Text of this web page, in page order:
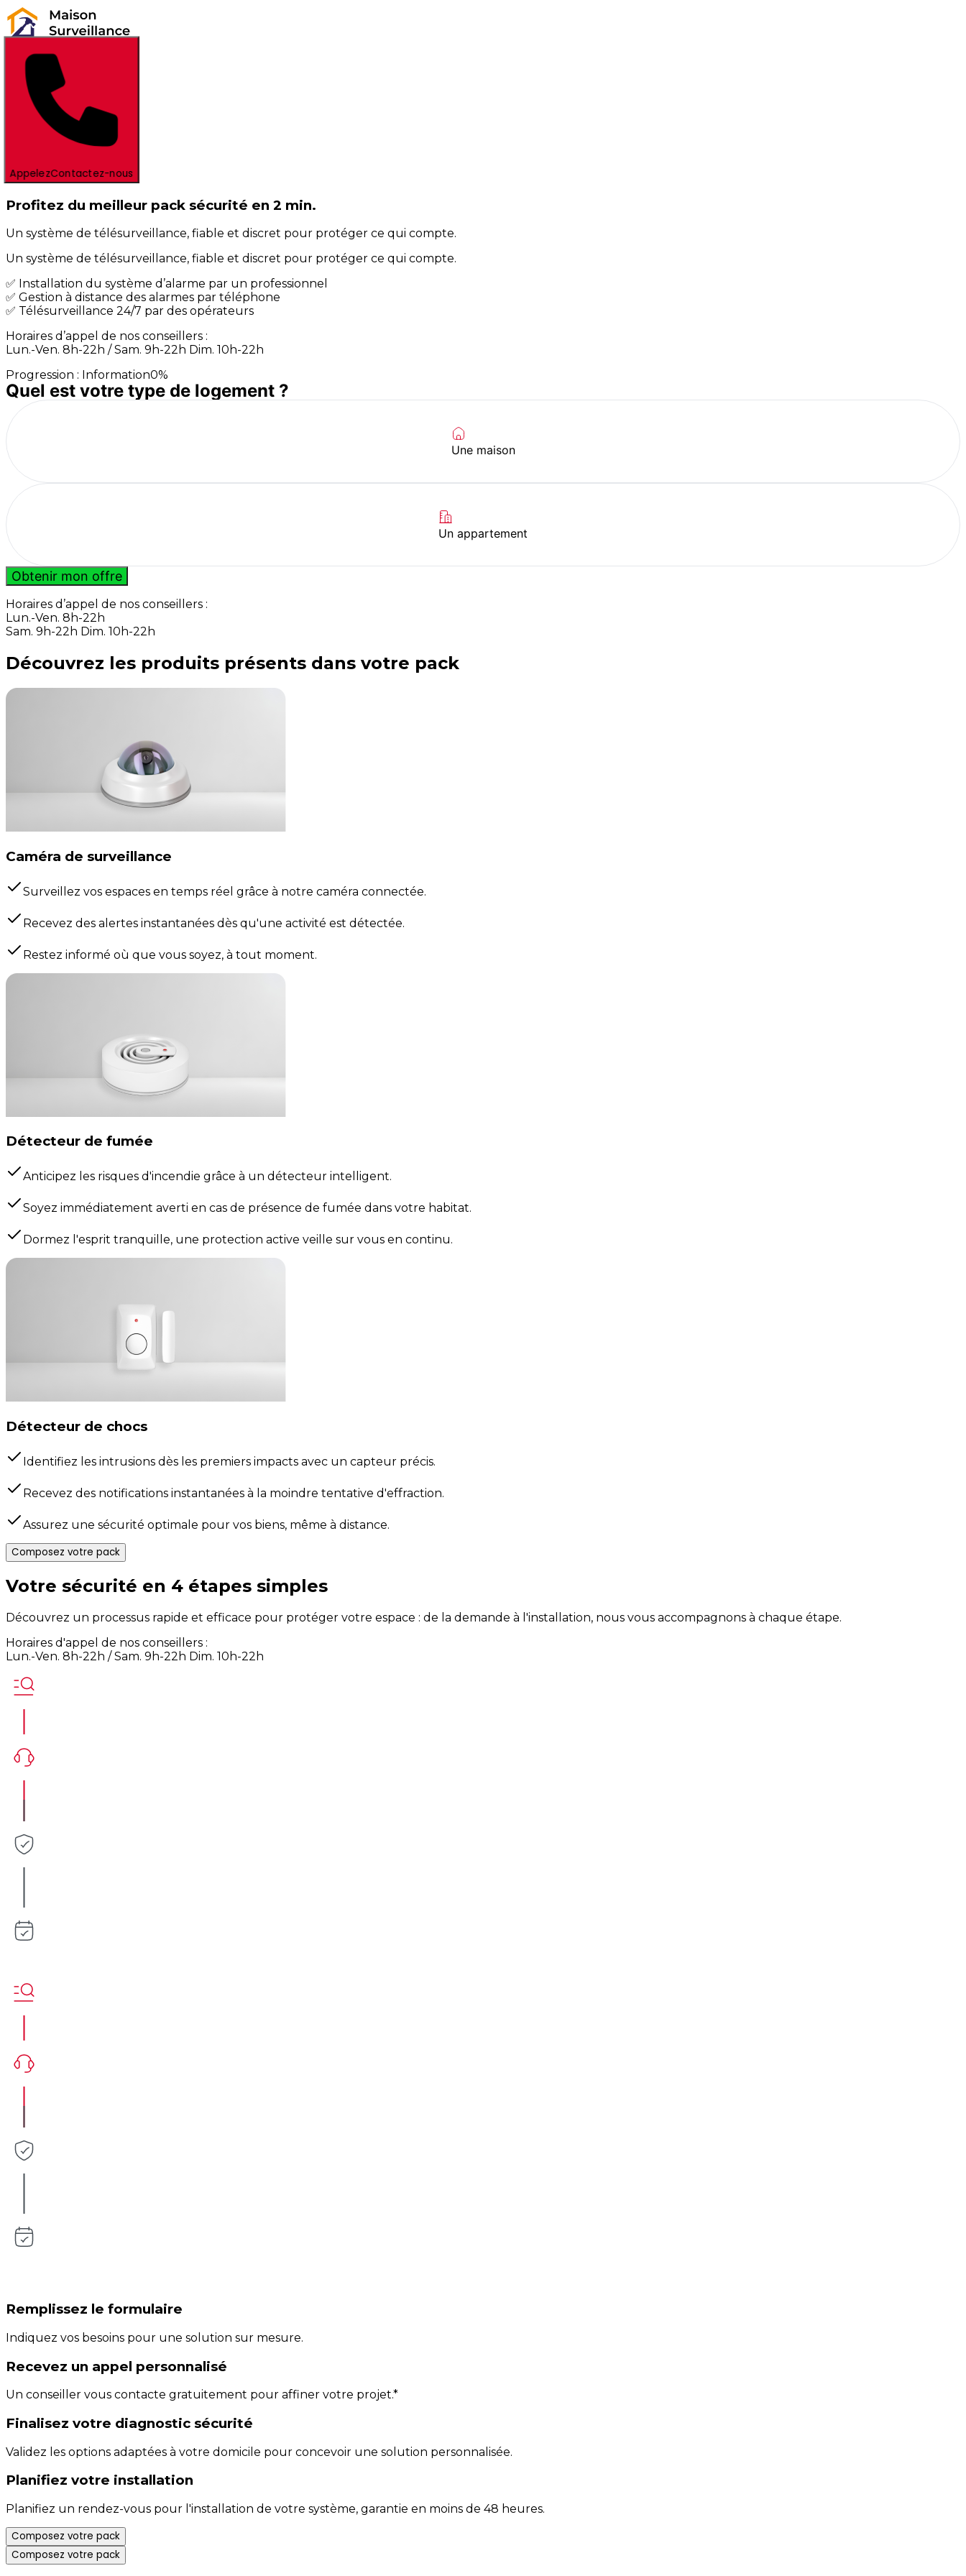
AppelezContactez-nous
Profitez du meilleur pack sécurité en 2 min.
Un système de télésurveillance, fiable et discret pour protéger ce qui compte.
Un système de télésurveillance, fiable et discret pour protéger ce qui compte.
✅ Installation du système d’alarme par un professionnel
✅ Gestion à distance des alarmes par téléphone
✅ Télésurveillance 24/7 par des opérateurs
Horaires d’appel de nos conseillers :
Lun.-Ven. 8h-22h / Sam. 9h-22h Dim. 10h-22h
Progression : Information0%
Quel est votre type de logement ?
Une maison
Un appartement
Obtenir mon offre
Horaires d’appel de nos conseillers :
Lun.-Ven. 8h-22h
Sam. 9h-22h Dim. 10h-22h
Découvrez les produits présents dans votre pack
Caméra de surveillance
Surveillez vos espaces en temps réel grâce à notre caméra connectée.
Recevez des alertes instantanées dès qu'une activité est détectée.
Restez informé où que vous soyez, à tout moment.
Détecteur de fumée
Anticipez les risques d'incendie grâce à un détecteur intelligent.
Soyez immédiatement averti en cas de présence de fumée dans votre habitat.
Dormez l'esprit tranquille, une protection active veille sur vous en continu.
Détecteur de chocs
Identifiez les intrusions dès les premiers impacts avec un capteur précis.
Recevez des notifications instantanées à la moindre tentative d'effraction.
Assurez une sécurité optimale pour vos biens, même à distance.
Composez votre pack
Votre sécurité en 4 étapes simples
Découvrez un processus rapide et efficace pour protéger votre espace : de la demande à l'installation, nous vous accompagnons à chaque étape.
Horaires d'appel de nos conseillers :
Lun.-Ven. 8h-22h / Sam. 9h-22h Dim. 10h-22h
Remplissez le formulaire
Indiquez vos besoins pour une solution sur mesure.
Recevez un appel personnalisé
Un conseiller vous contacte gratuitement pour affiner votre projet.*
Finalisez votre diagnostic sécurité
Validez les options adaptées à votre domicile pour concevoir une solution personnalisée.
Planifiez votre installation
Planifiez un rendez-vous pour l'installation de votre système, garantie en moins de 48 heures.
Composez votre pack
Composez votre pack